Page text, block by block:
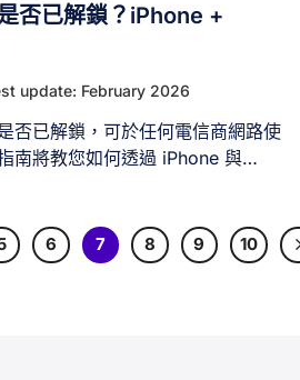
搭乘交通工具前往河內，在當地手
內排機場購卡指南 抵達河內國際
購買SIM卡： 1. [...]
否已解鎖？iPhone +
update: February 2026
否已解鎖，可於任何電信商網路使
南將教您如何透過 iPhone 與
SIM卡。重新啟動裝置後，若手機
連網，則手機很可能已解鎖。若出
6 7 8 9 10